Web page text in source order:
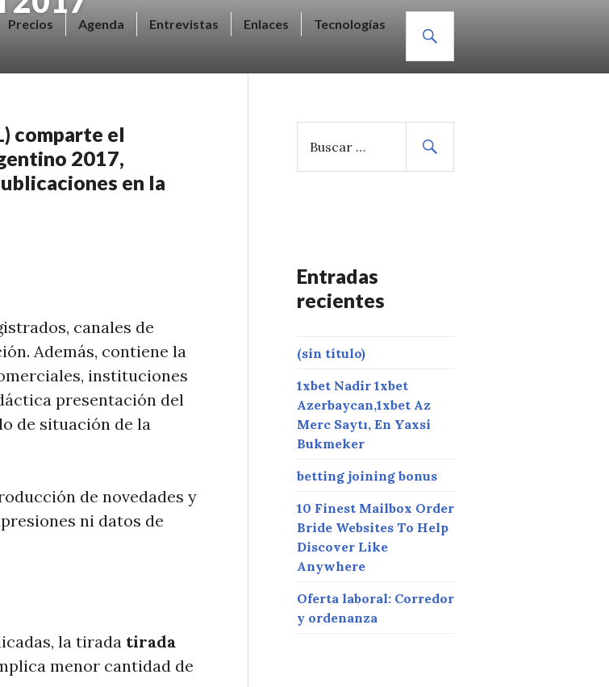
Precios Agenda Entrevistas Enlaces
Tecnologías
comparte el
2017,
en la
canales de
Además, contiene la
instituciones
presentación del
de situación de la
de novedades y
ni datos de
la tirada tirada
menor cantidad de
s
Entradas
recientes
(sin título)
1xbet Nadir 1xbet
Azerbaycan,1xbet Az
Merc Saytı, En Yaxsi
Bukmeker
betting joining bonus
10 Finest Mailbox Order
Bride Websites To Help
Discover Like
Anywhere
Oferta laboral: Corredor
y ordenanza